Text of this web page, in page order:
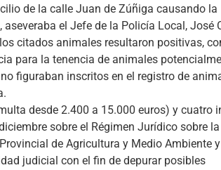
de la calle Juan de Zúñiga causando la
el Jefe de la Policía Local, José
citados animales resultaron positivas,
para la tenencia de animales
figuraban inscritos en el registro de
desde 2.400 a 15.000 euros) y cuatro
sobre el Régimen Jurídico sobre
de Agricultura y Medio Ambiente
judicial con el fin de depurar posibles